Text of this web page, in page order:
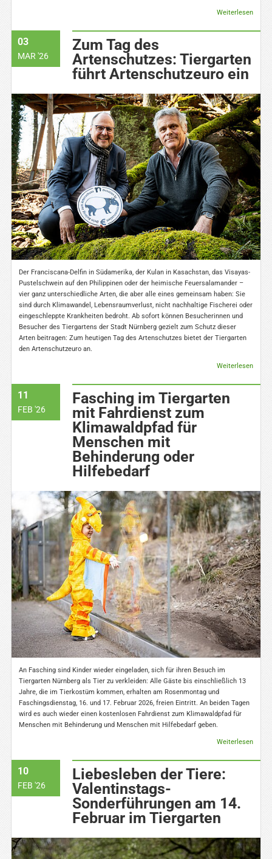
Weiterlesen
03
MAR '26
Zum Tag des
Artenschutzes: Tiergarten
führt Artenschutzeuro ein
Der Franciscana-Delfin in Südamerika, der Kulan in Kasachstan, das Visayas-
Pustelschwein auf den Philippinen oder der heimische Feuersalamander –
vier ganz unterschiedliche Arten, die aber alle eines gemeinsam haben: Sie
sind durch Klimawandel, Lebensraumverlust, nicht nachhaltige Fischerei oder
eingeschleppte Krankheiten bedroht. Ab sofort können Besucherinnen und
Besucher des Tiergartens der Stadt Nürnberg gezielt zum Schutz dieser
Arten beitragen: Zum heutigen Tag des Artenschutzes bietet der Tiergarten
den Artenschutzeuro an.
Weiterlesen
11
FEB '26
Fasching im Tiergarten
mit Fahrdienst zum
Klimawaldpfad für
Menschen mit
Behinderung oder
Hilfebedarf
An Fasching sind Kinder wieder eingeladen, sich für ihren Besuch im
Tiergarten Nürnberg als Tier zu verkleiden: Alle Gäste bis einschließlich 13
Jahre, die im Tierkostüm kommen, erhalten am Rosenmontag und
Faschingsdienstag, 16. und 17. Februar 2026, freien Eintritt. An beiden Tagen
wird es auch wieder einen kostenlosen Fahrdienst zum Klimawaldpfad für
Menschen mit Behinderung und Menschen mit Hilfebedarf geben.
Weiterlesen
10
FEB '26
Liebesleben der Tiere:
Valentinstags-
Sonderführungen am 14.
Februar im Tiergarten